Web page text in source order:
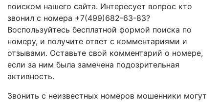
поиском нашего сайта. Интересует вопрос кто
звонил с номера +7(499)682-63-83?
Воспользуйтесь бесплатной формой поиска по
номеру, и получите ответ с комментариями и
отзывами. Оставьте свой комментарий о номере,
если за ним была замечена подозрительная
активность.
Звонить с неизвестных номеров мошенники могут